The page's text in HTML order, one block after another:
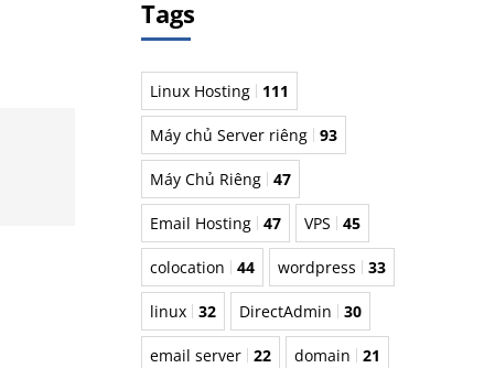
Tags
Linux Hosting 111
Máy chủ Server riêng 93
Máy Chủ Riêng 47
Email Hosting 47 VPS 45
colocation 44 wordpress 33
linux 32 DirectAdmin 30
email server 22 domain 21